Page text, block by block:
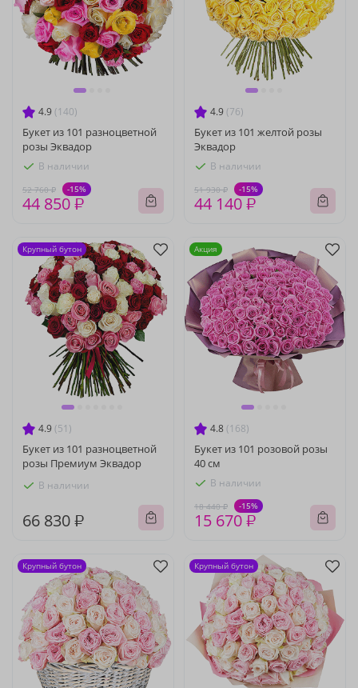
4.9 (140)
Букет из 101 разноцветной
розы Эквадор
В наличии
52 760 ₽ -15%
44 850 ₽
4.9 (76)
Букет из 101 желтой розы
Эквадор
В наличии
51 930 ₽ -15%
44 140 ₽
4.9 (51)
Букет из 101 разноцветной
розы Премиум Эквадор
В наличии
66 830 ₽
Крупный бутон
4.8 (168)
Букет из 101 розовой розы
40 см
В наличии
18 440 ₽ -15%
15 670 ₽
Акция
Крупный бутон Крупный бутон